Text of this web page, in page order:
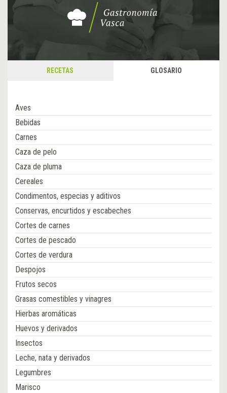
RECETAS GLOSARIO
Aves
Bebidas
Carnes
Caza de pelo
Caza de pluma
Cereales
Condimentos, especias y aditivos
Conservas, encurtidos y escabeches
Cortes de carnes
Cortes de pescado
Cortes de verdura
Despojos
Frutos secos
Grasas comestibles y vinagres
Hierbas aromáticas
Huevos y derivados
Insectos
Leche, nata y derivados
Legumbres
Marisco